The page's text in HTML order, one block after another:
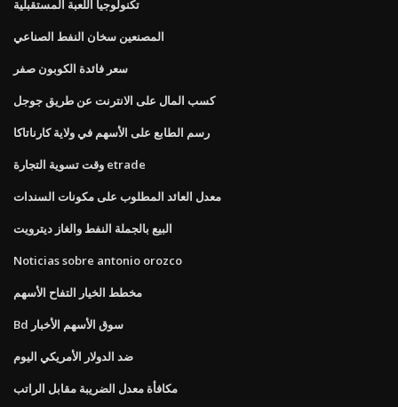
تكنولوجيا اللعبة المستقبلية
المصنعين سخان النفط الصناعي
سعر فائدة الكوبون صفر
كسب المال على الانترنت عن طريق جوجل
رسم الطابع على الأسهم في ولاية كارناتاكا
وقت تسوية التجارة etrade
معدل العائد المطلوب على مكونات السندات
البيع بالجملة النفط والغاز ديترويت
Noticias sobre antonio orozco
مخطط الخيار التفاح الأسهم
Bd سوق الأسهم الأخبار
ضد الدولار الأمريكي اليوم
مكافأة معدل الضريبة مقابل الراتب